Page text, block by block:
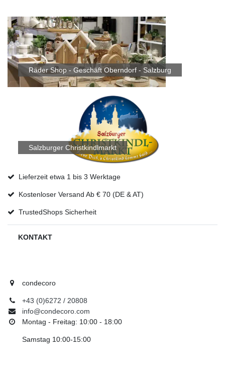
Räder Shop - Geschäft Oberndorf - Salzburg
Salzburger Christkindlmarkt
Lieferzeit etwa 1 bis 3 Werktage
Kostenloser Versand Ab € 70 (DE & AT)
TrustedShops Sicherheit
KONTAKT
condecoro
+43 (0)6272 / 20808
info@condecoro.com
Montag - Freitag: 10:00 - 18:00
Samstag 10:00-15:00